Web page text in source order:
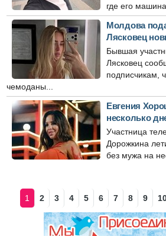
где его
Молдова
Лясковец
Бывшая
Лясковец
подписчикам,
чемоданы...
Евгения
несколько
Участница
Дорожкина
без мужа на
1 2 3 4 5 6 7 8 9